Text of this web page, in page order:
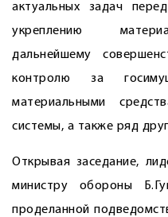
актуальных задач
укреплению
дальнейшему
контролю за
материальными
системы, а также ряд
Открывая заседание,
министру обороны
проделанной